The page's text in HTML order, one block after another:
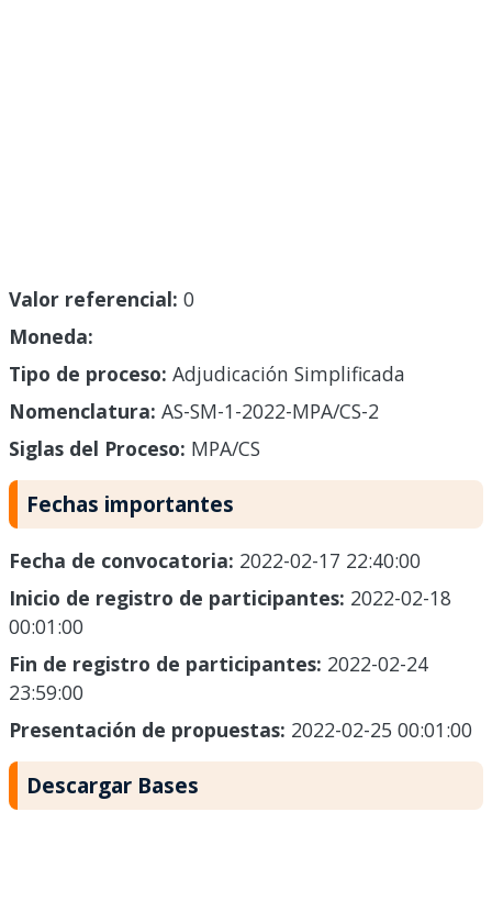
Valor referencial: 0
Moneda:
Tipo de proceso: Adjudicación Simplificada
Nomenclatura: AS-SM-1-2022-MPA/CS-2
Siglas del Proceso: MPA/CS
Fechas importantes
Fecha de convocatoria: 2022-02-17 22:40:00
Inicio de registro de participantes: 2022-02-18
00:01:00
Fin de registro de participantes: 2022-02-24
23:59:00
Presentación de propuestas: 2022-02-25 00:01:00
Descargar Bases